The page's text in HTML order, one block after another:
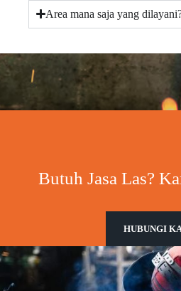
Area mana saja yang
Butuh Jasa Las?
HUBUNGI